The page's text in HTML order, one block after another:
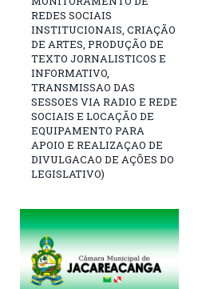
REDES SOCIAIS
INSTITUCIONAIS, CRIAÇÃO
DE ARTES, PRODUÇÃO DE
TEXTO JORNALISTICOS E
INFORMATIVO,
TRANSMISSAO DAS
SESSOES VIA RADIO E REDE
SOCIAIS E LOCAÇÃO DE
EQUIPAMENTO PARA
APOIO E REALIZAÇAO DE
DIVULGACAO DE AÇÕES DO
LEGISLATIVO)